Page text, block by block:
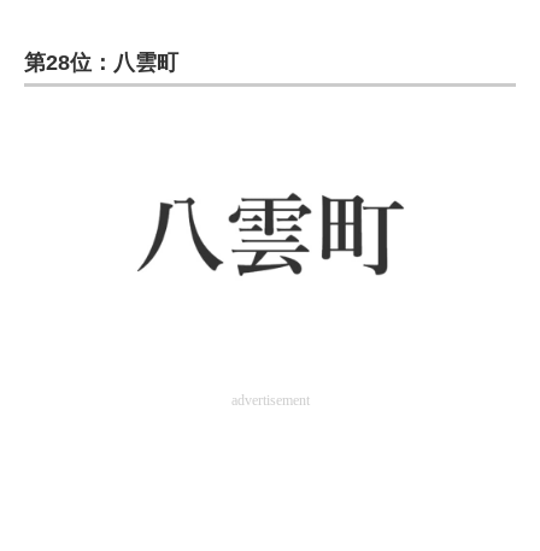
エレクトロニクス専門サイト
建設×テクノロジーの最前線
ちょっと気になるネットの話題
第28位：八雲町
advertisement